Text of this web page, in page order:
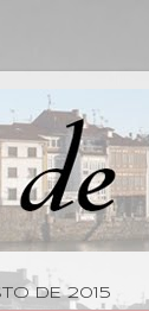
DE 2015